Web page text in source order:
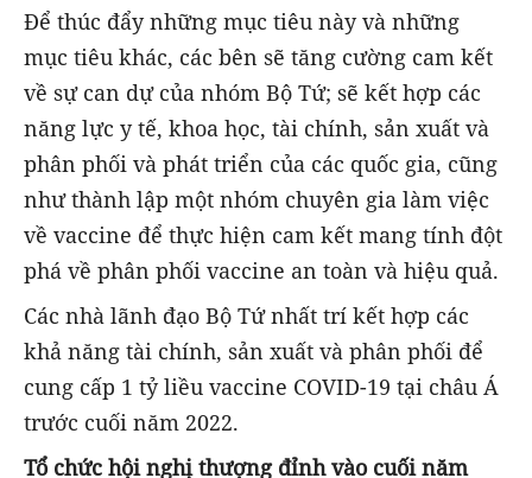
Để thúc đẩy những mục tiêu này và những
mục tiêu khác, các bên sẽ tăng cường cam kết
về sự can dự của nhóm Bộ Tứ; sẽ kết hợp các
năng lực y tế, khoa học, tài chính, sản xuất và
phân phối và phát triển của các quốc gia, cũng
như thành lập một nhóm chuyên gia làm việc
về vaccine để thực hiện cam kết mang tính đột
phá về phân phối vaccine an toàn và hiệu quả.
Các nhà lãnh đạo Bộ Tứ nhất trí kết hợp các
khả năng tài chính, sản xuất và phân phối để
cung cấp 1 tỷ liều vaccine COVID-19 tại châu Á
trước cuối năm 2022.
Tổ chức hội nghị thượng đỉnh vào cuối năm